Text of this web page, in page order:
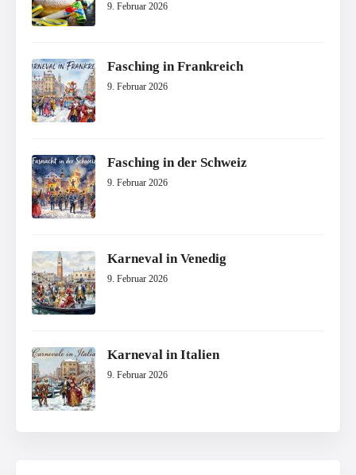
9. Februar 2026
Fasching in Frankreich
9. Februar 2026
Fasching in der Schweiz
9. Februar 2026
Karneval in Venedig
9. Februar 2026
Karneval in Italien
9. Februar 2026